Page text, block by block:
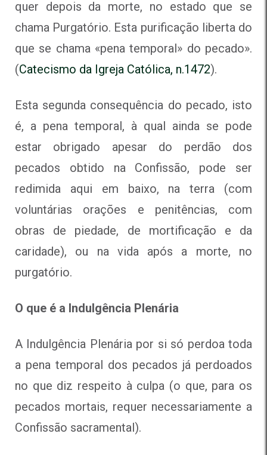
quer depois da morte, no estado que se
chama Purgatório. Esta purificação liberta do
que se chama «pena temporal» do pecado».
(Catecismo da Igreja Católica, n.1472).
Esta segunda consequência do pecado, isto
é, a pena temporal, à qual ainda se pode
estar obrigado apesar do perdão dos
pecados obtido na Confissão, pode ser
redimida aqui em baixo, na terra (com
voluntárias orações e penitências, com
obras de piedade, de mortificação e da
caridade), ou na vida após a morte, no
purgatório.
O que é a Indulgência Plenária
A Indulgência Plenária por si só perdoa toda
a pena temporal dos pecados já perdoados
no que diz respeito à culpa (o que, para os
pecados mortais, requer necessariamente a
Confissão sacramental).